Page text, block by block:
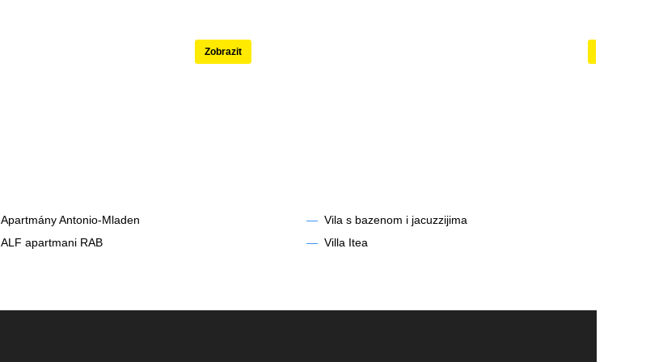
Zobrazit
Apartmány Antonio-Mladen
ALF apartmani RAB
— Vila s bazenom i jacuzzijima
— Villa Itea